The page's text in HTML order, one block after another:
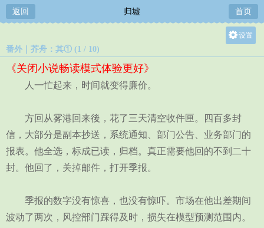
返回 归墟 首页
设置
番外｜芥舟：其① (1 / 10)
《关闭小说畅读模式体验更好》
人一忙起来，时间就变得廉价。
方回从雾港回来後，花了三天清空收件匣。四百多封
信，大部分是副本抄送，系统通知、部门公告、业务部门的
报表。他全选，标成已读，归档。真正需要他回的不到二十
封。他回了，关掉邮件，打开季报。
季报的数字没有惊喜，也没有惊吓。市场在他出差期间
波动了两次，风控部门踩得及时，损失在模型预测范围内。